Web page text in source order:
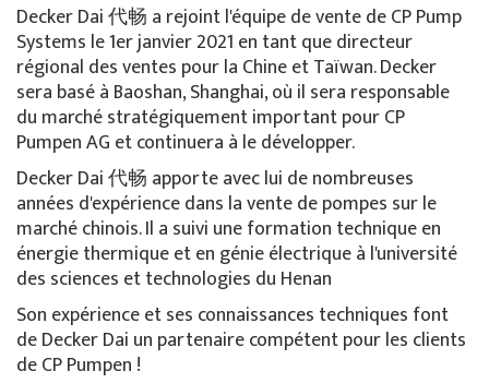
Decker Dai 代畅 a rejoint l'équipe de vente de CP Pump
Systems le 1er janvier 2021 en tant que directeur
régional des ventes pour la Chine et Taïwan. Decker
sera basé à Baoshan, Shanghai, où il sera responsable
du marché stratégiquement important pour CP
Pumpen AG et continuera à le développer.
Decker Dai 代畅 apporte avec lui de nombreuses
années d'expérience dans la vente de pompes sur le
marché chinois. Il a suivi une formation technique en
énergie thermique et en génie électrique à l'université
des sciences et technologies du Henan
Son expérience et ses connaissances techniques font
de Decker Dai un partenaire compétent pour les clients
de CP Pumpen !